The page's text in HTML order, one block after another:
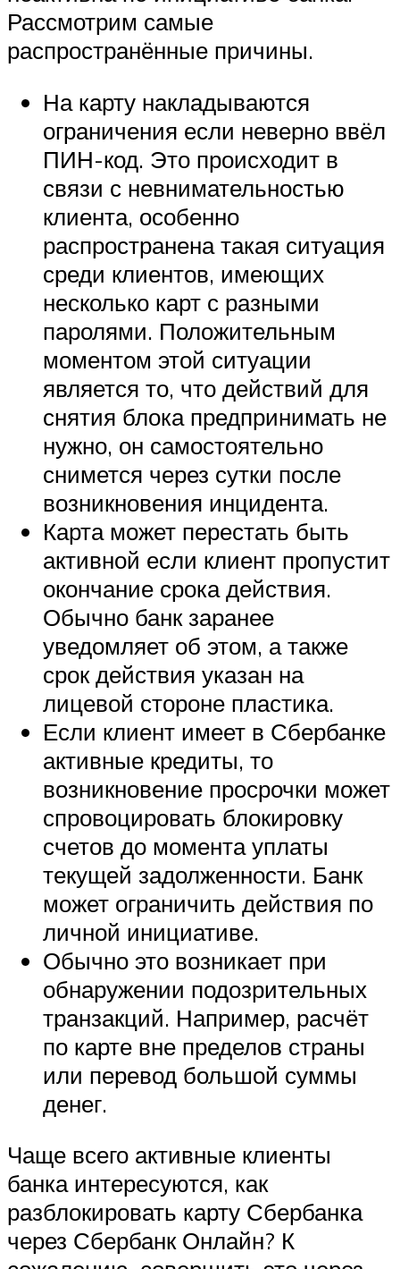
Рассмотрим самые
распространённые причины.
На карту накладываются
ограничения если неверно ввёл
ПИН-код. Это происходит в
связи с невнимательностью
клиента, особенно
распространена такая ситуация
среди клиентов, имеющих
несколько карт с разными
паролями. Положительным
моментом этой ситуации
является то, что действий для
снятия блока предпринимать не
нужно, он самостоятельно
снимется через сутки после
возникновения инцидента.
Карта может перестать быть
активной если клиент пропустит
окончание срока действия.
Обычно банк заранее
уведомляет об этом, а также
срок действия указан на
лицевой стороне пластика.
Если клиент имеет в Сбербанке
активные кредиты, то
возникновение просрочки может
спровоцировать блокировку
счетов до момента уплаты
текущей задолженности. Банк
может ограничить действия по
личной инициативе.
Обычно это возникает при
обнаружении подозрительных
транзакций. Например, расчёт
по карте вне пределов страны
или перевод большой суммы
денег.
Чаще всего активные клиенты
банка интересуются, как
разблокировать карту Сбербанка
через Сбербанк Онлайн? К